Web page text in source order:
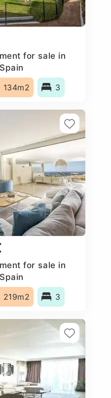
for sale in
134m2 3
for sale in
219m2 3